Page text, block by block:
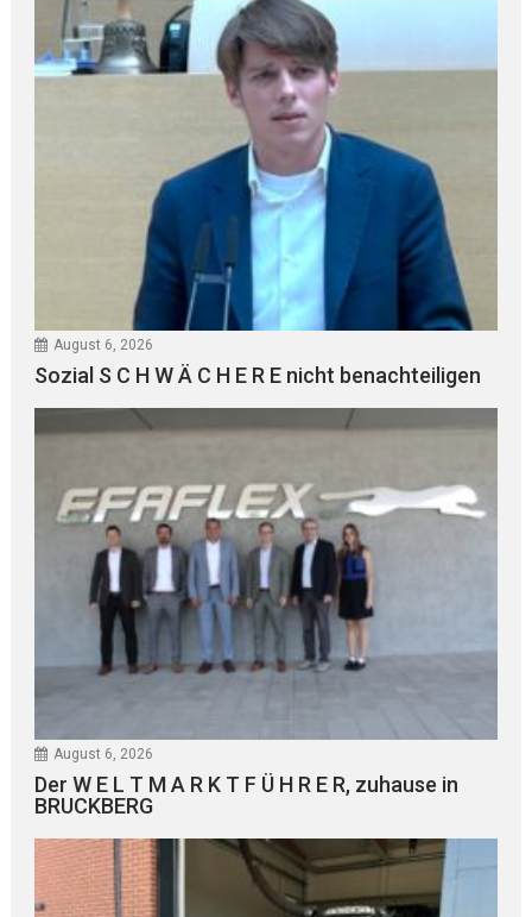
August 6, 2026
Sozial S C H W Ä C H E R E nicht benachteiligen
August 6, 2026
Der W E L T M A R K T F Ü H R E R, zuhause in
BRUCKBERG